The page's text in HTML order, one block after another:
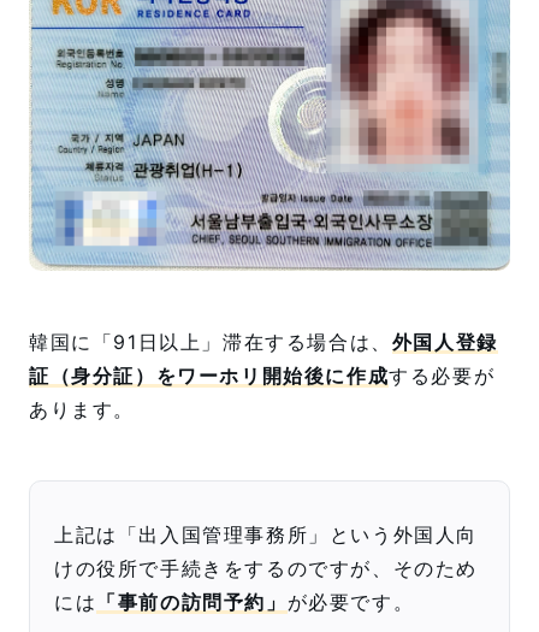
韓国に「91日以上」滞在する場合は、 外国人登録
証（身分証）をワーホリ開始後に作成する必要が
あります。
上記は「出入国管理事務所」という外国人向
けの役所で手続きをするのですが、そのため
には 「事前の訪問予約」 が必要です。